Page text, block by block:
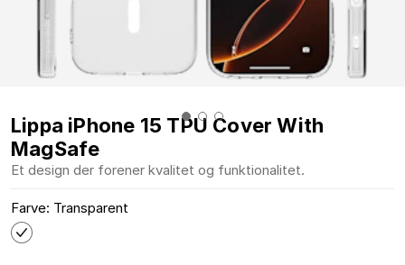
Lippa iPhone 15 TPU Cover With
MagSafe
Et design der forener kvalitet og funktionalitet.
Farve: Transparent